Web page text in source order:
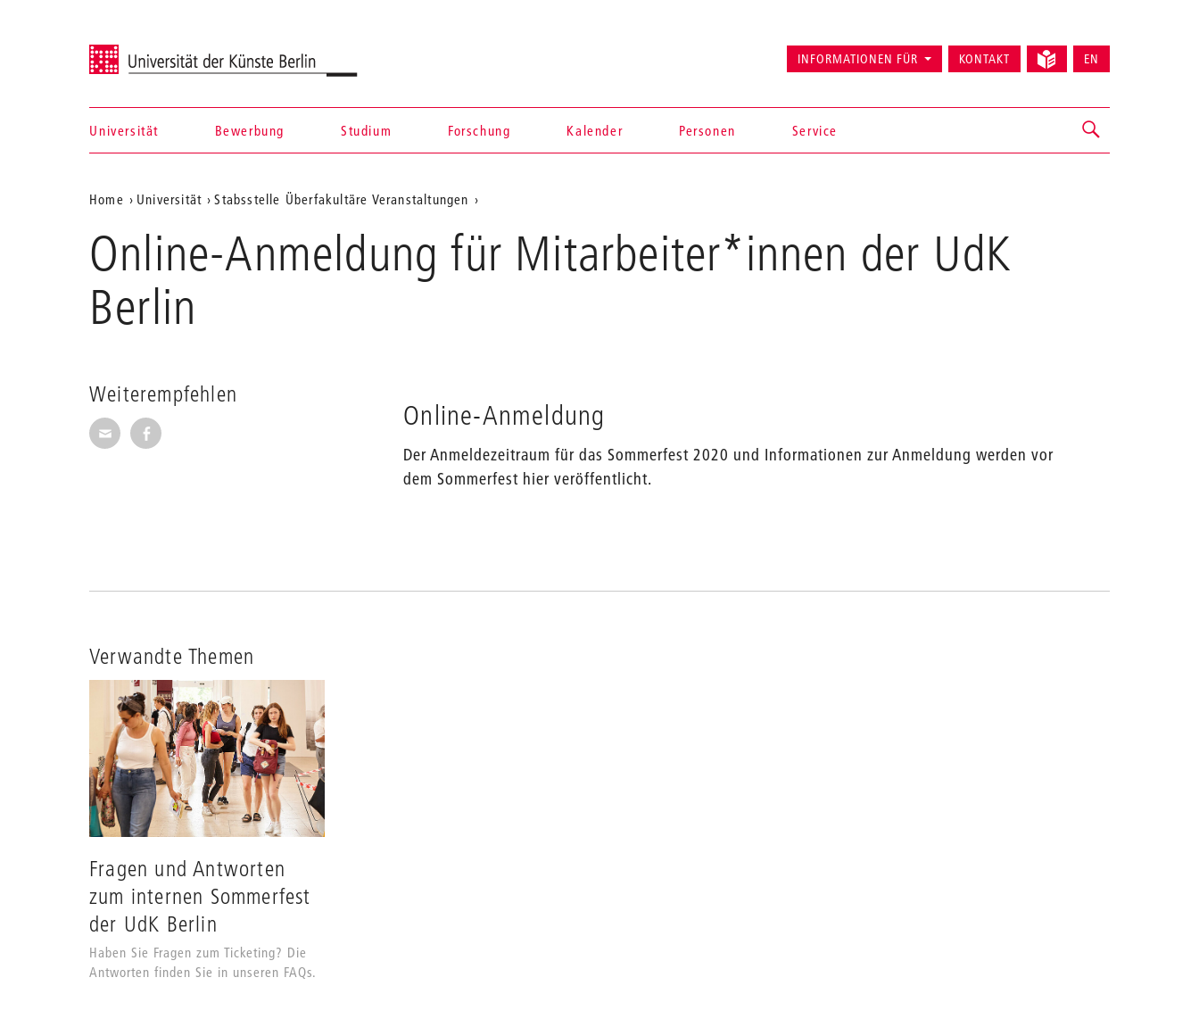
Universität der Künste Berlin
Navigation &
Suche
Universität Bewerbung Studium Forschung Kalender Personen Service
INFORMATIONEN FÜR KONTAKT EN
Aktuelle
Position
auf
der
Webseite
Home Universität Stabsstelle Überfakultäre Veranstaltungen
Online-Anmeldung für Mitarbeiter*innen der UdK
Berlin
Weiterempfehlen
Seite per E-Mail weiterempfehlen
Seite auf Facebook weiterempfehlenOnline-Anmeldung
Der Anmeldezeitraum für das Sommerfest 2020 und Informationen zur Anmeldung werden vor
dem Sommerfest hier veröffentlicht.
Verwandte Themen
Fragen und Antworten
zum internen Sommerfest
der UdK Berlin
Haben Sie Fragen zum Ticketing? Die
Antworten finden Sie in unseren FAQs.